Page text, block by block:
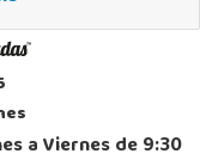
nº9)a Viernes de 9:30